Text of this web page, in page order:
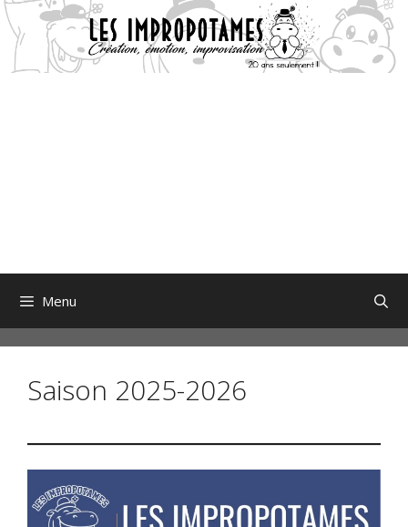
Aller
au
contenu
Menu
Saison 2025-2026